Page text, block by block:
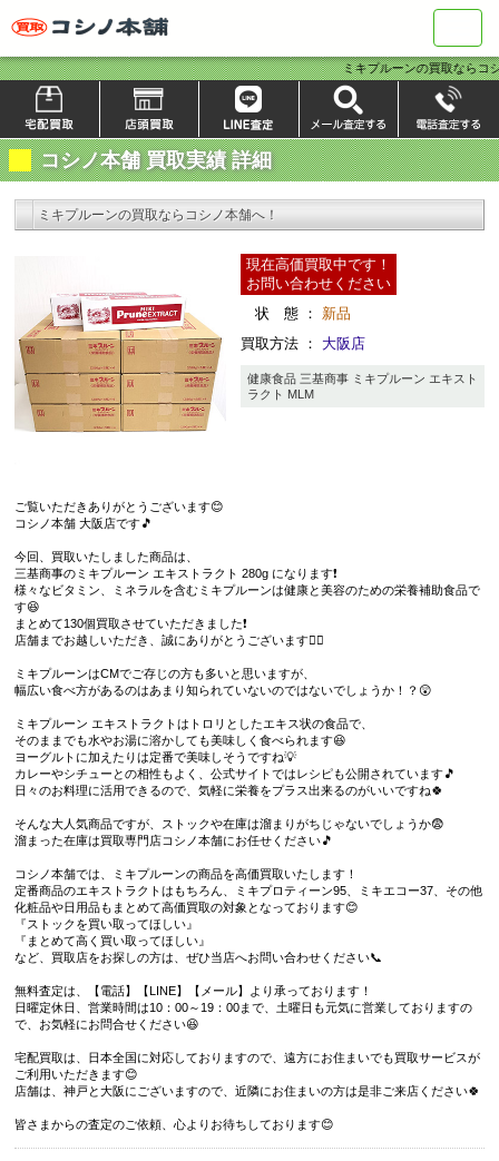
ミキプルーンの買取ならコシ
ビ
コシノ本舗 買取実績 詳細
ミキプルーンの買取ならコシノ本舗へ！
現在高価買取中です！
お問い合わせください
状 態 ：
新品
買取方法 ：
大阪店
健康食品 三基商事 ミキプルーン エキスト
ラクト MLM
ご覧いただきありがとうございます😊
コシノ本舗 大阪店です🎵
今回、買取いたしました商品は、
三基商事のミキプルーン エキストラクト 280g になります❗️
様々なビタミン、ミネラルを含むミキプルーンは健康と美容のための栄養補助食品で
す😆
まとめて130個買取させていただきました❗️
店舗までお越しいただき、誠にありがとうございます🙇‍♀️
ミキプルーンはCMでご存じの方も多いと思いますが、
幅広い食べ方があるのはあまり知られていないのではないでしょうか！？😲
ミキプルーン エキストラクトはトロリとしたエキス状の食品で、
そのままでも水やお湯に溶かしても美味しく食べられます😆
ヨーグルトに加えたりは定番で美味しそうですね💡
カレーやシチューとの相性もよく、公式サイトではレシピも公開されています🎵
日々のお料理に活用できるので、気軽に栄養をプラス出来るのがいいですね🍀
そんな大人気商品ですが、ストックや在庫は溜まりがちじゃないでしょうか😨
溜まった在庫は買取専門店コシノ本舗にお任せください🎵
コシノ本舗では、ミキプルーンの商品を高価買取いたします！
定番商品のエキストラクトはもちろん、ミキプロティーン95、ミキエコー37、その他
化粧品や日用品もまとめて高価買取の対象となっております😊
『ストックを買い取ってほしい』
『まとめて高く買い取ってほしい』
など、買取店をお探しの方は、ぜひ当店へお問い合わせください📞
無料査定は、【電話】【LINE】【メール】より承っております！
日曜定休日、営業時間は10：00～19：00まで、土曜日も元気に営業しておりますの
で、お気軽にお問合せください😆
宅配買取は、日本全国に対応しておりますので、遠方にお住まいでも買取サービスが
ご利用いただきます😊
店舗は、神戸と大阪にございますので、近隣にお住まいの方は是非ご来店ください🍀
皆さまからの査定のご依頼、心よりお待ちしております😊